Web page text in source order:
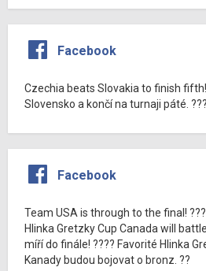
Facebook
Czechia beats Slovakia to finish
Slovensko a končí na turnaji páté.
Facebook
Team USA is through to the final!
Hlinka Gretzky Cup Canada will
míří do finále! ???? Favorité Hlinka
Kanady budou bojovat o bronz. ??